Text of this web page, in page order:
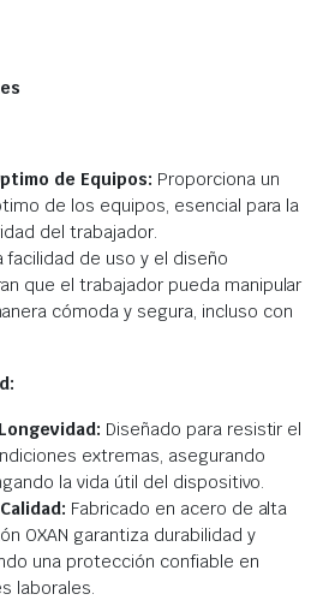
de Equipos: Proporciona un
de los equipos, esencial para la
del trabajador.
facilidad de uso y el diseño
que el trabajador pueda manipular
cómoda y segura, incluso con
Diseñado para resistir el
extremas, asegurando
la vida útil del dispositivo.
Fabricado en acero de alta
OXAN garantiza durabilidad y
una protección confiable en
laborales.